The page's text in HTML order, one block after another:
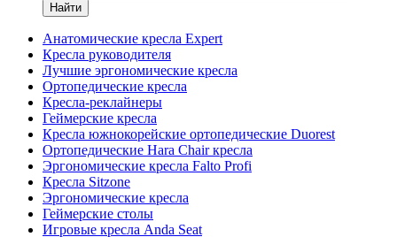
Найти
Анатомические кресла Expert
Кресла руководителя
Лучшие эргономические кресла
Ортопедические кресла
Кресла-реклайнеры
Геймерские кресла
Кресла южнокорейские ортопедические Duorest
Ортопедические Hara Chair кресла
Эргономические кресла Falto Profi
Кресла Sitzone
Эргономические кресла
Геймерские столы
Игровые кресла Anda Seat